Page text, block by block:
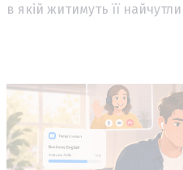
в якій житимуть її